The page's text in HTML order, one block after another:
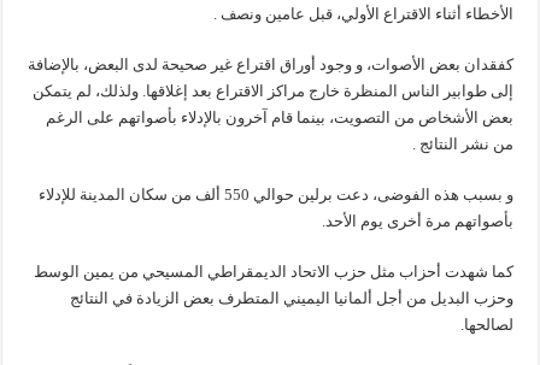
الأخطاء أثناء الاقتراع الأولي، قبل عامين ونصف .
كفقدان بعض الأصوات، و وجود أوراق اقتراع غير صحيحة لدى البعض، بالإضافة
إلى طوابير الناس المنظرة خارج مراكز الاقتراع بعد إغلاقها. ولذلك، لم يتمكن
بعض الأشخاص من التصويت، بينما قام آخرون بالإدلاء بأصواتهم على الرغم
من نشر النتائج .
و بسبب هذه الفوضى، دعت برلين حوالي 550 ألف من سكان المدينة للإدلاء
بأصواتهم مرة أخرى يوم الأحد.
كما شهدت أحزاب مثل حزب الاتحاد الديمقراطي المسيحي من يمين الوسط
وحزب البديل من أجل ألمانيا اليميني المتطرف بعض الزيادة في النتائج
لصالحها.